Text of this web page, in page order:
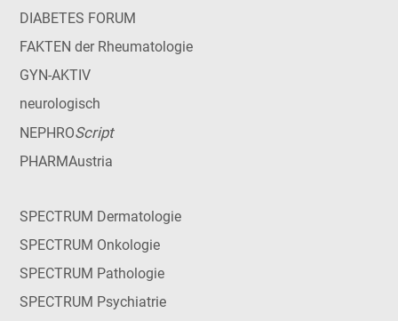
DIABETES FORUM
FAKTEN der Rheumatologie
GYN-AKTIV
neurologisch
NEPHROScript
PHARMAustria
SPECTRUM Dermatologie
SPECTRUM Onkologie
SPECTRUM Pathologie
SPECTRUM Psychiatrie